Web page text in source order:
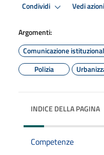
Condividi Vedi azioni
Argomenti:
Comunicazione
Polizia
INDICE DELLA PAGINA
Competenze